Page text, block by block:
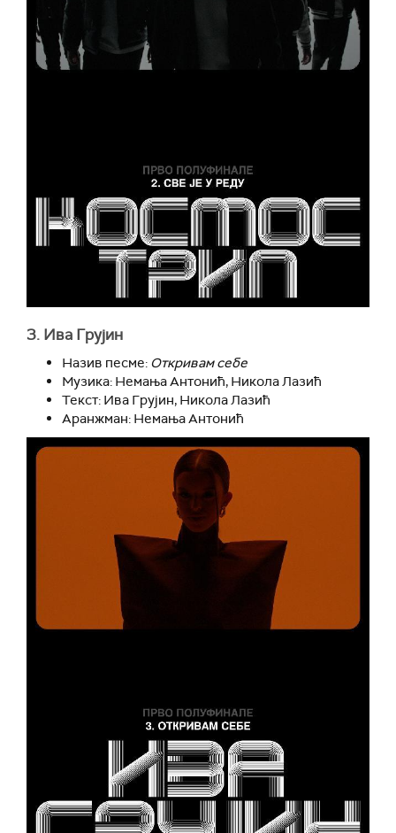
3. Ива Грујин
Назив песме: Откривам себе
Музика: Немања Антонић, Никола Лазић
Текст: Ива Грујин, Никола Лазић
Аранжман: Немања Антонић